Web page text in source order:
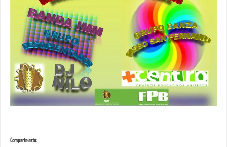
Comparte esto: